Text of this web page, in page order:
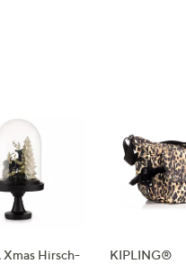
Xmas Hirsch-
KIPLING®